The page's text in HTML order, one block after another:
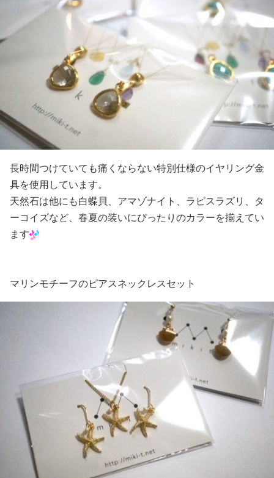
長時間つけていても痛くならない特別仕様のイヤリング金
具を使用しています。
天然石は他にも白蝶貝、アマゾナイト、ラピスラズリ、タ
ーコイズなど、春夏の装いにぴったりのカラーを揃えてい
ます
マリンモチーフのピアスネックレスセット